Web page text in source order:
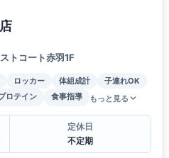
トコート赤羽1F
ロッカー 体組成計
子連れOK
ロテイン 食事指導 もっと見る
定休日
不定期